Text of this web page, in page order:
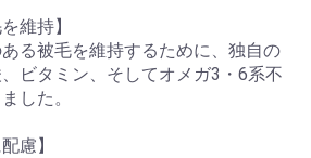
維持】
る被毛を維持するために、独自の
ビタミン、そしてオメガ3・6系不
した。
慮】